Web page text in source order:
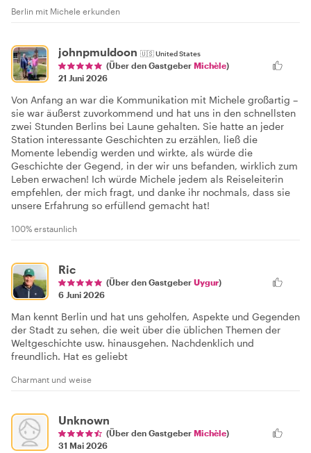
Berlin mit Michele erkunden
johnpmuldoon 🇺🇸United States
(Über den Gastgeber Michèle)
21 Juni 2026
Von Anfang an war die Kommunikation mit Michele großartig –
sie war äußerst zuvorkommend und hat uns in den schnellsten
zwei Stunden Berlins bei Laune gehalten. Sie hatte an jeder
Station interessante Geschichten zu erzählen, ließ die
Momente lebendig werden und wirkte, als würde die
Geschichte der Gegend, in der wir uns befanden, wirklich zum
Leben erwachen! Ich würde Michele jedem als Reiseleiterin
empfehlen, der mich fragt, und danke ihr nochmals, dass sie
unsere Erfahrung so erfüllend gemacht hat!
100% erstaunlich
Ric
(Über den Gastgeber Uygur)
6 Juni 2026
Man kennt Berlin und hat uns geholfen, Aspekte und Gegenden
der Stadt zu sehen, die weit über die üblichen Themen der
Weltgeschichte usw. hinausgehen. Nachdenklich und
freundlich. Hat es geliebt
Charmant und weise
Unknown
(Über den Gastgeber Michèle)
31 Mai 2026